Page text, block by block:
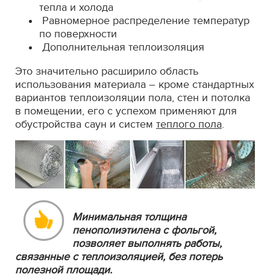
тепла и холода
Равномерное распределение температур
по поверхности
Дополнительная теплоизоляция
Это значительно расширило область
использования материала – кроме стандартных
вариантов теплоизоляции пола, стен и потолка
в помещении, его с успехом применяют для
обустройства саун и систем теплого пола.
Минимальная толщина
пенополиэтилена с фольгой,
позволяет выполнять работы,
связанные с теплоизоляцией, без потерь
полезной площади.